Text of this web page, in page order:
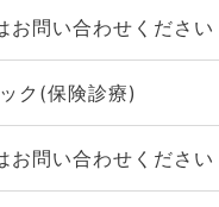
お問い合わせください
ク(保険診療)
お問い合わせください